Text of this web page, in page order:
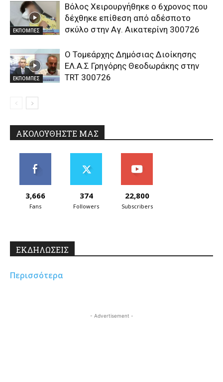
ΕΚΠΟΜΠΕΣ
Βόλος Χειρουργήθηκε ο 6χρονος που
δέχθηκε επίθεση από αδέσποτο
σκύλο στην Αγ. Αικατερίνη 300726
ΕΚΠΟΜΠΕΣ
Ο Τομεάρχης Δημόσιας Διοίκησης
ΕΛ.Α.Σ Γρηγόρης Θεοδωράκης στην
TRT 300726
ΑΚΟΛΟΥΘΗΣΤΕ ΜΑΣ
3,666
Fans
374
Followers
22,800
Subscribers
ΕΚΔΗΛΩΣΕΙΣ
Περισσότερα
- Advertisement -